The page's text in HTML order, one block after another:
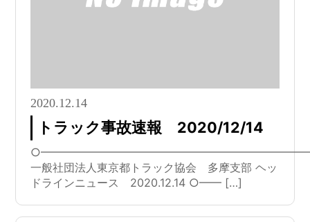
2020.12.14
トラック事故速報 2020/12/14
一般社団法人東京都トラック協会 多摩支部 ヘッ
ドラインニュース 2020.12.14 ○━━ […]